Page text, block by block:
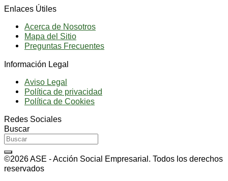
Enlaces Útiles
Acerca de Nosotros
Mapa del Sitio
Preguntas Frecuentes
Información Legal
Aviso Legal
Política de privacidad
Política de Cookies
Redes Sociales
Buscar
©2026 ASE - Acción Social Empresarial. Todos los derechos
reservados